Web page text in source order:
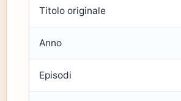
Titolo originale
Anno
Episodi